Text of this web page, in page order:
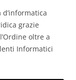
grazie
oltre a
Informatici